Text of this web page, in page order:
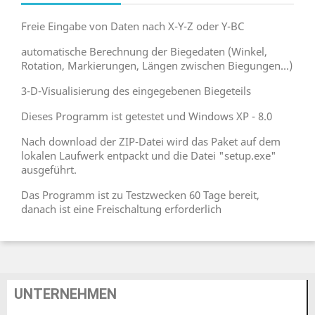
Freie Eingabe von Daten nach X-Y-Z oder Y-BC
automatische Berechnung der Biegedaten (Winkel,
Rotation, Markierungen, Längen zwischen Biegungen...)
3-D-Visualisierung des eingegebenen Biegeteils
Dieses Programm ist getestet und Windows XP - 8.0
Nach download der ZIP-Datei wird das Paket auf dem
lokalen Laufwerk entpackt und die Datei "setup.exe"
ausgeführt.
Das Programm ist zu Testzwecken 60 Tage bereit,
danach ist eine Freischaltung erforderlich
UNTERNEHMEN